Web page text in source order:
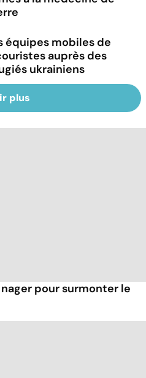
équipes mobiles de
auprès des
ukrainiens
plus
pour surmonter le